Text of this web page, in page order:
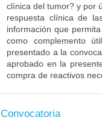
clínica del tumor? y por
respuesta clínica de
información que
como complemento
presentado a la
aprobado en la
compra de reactivos
Convocatoria